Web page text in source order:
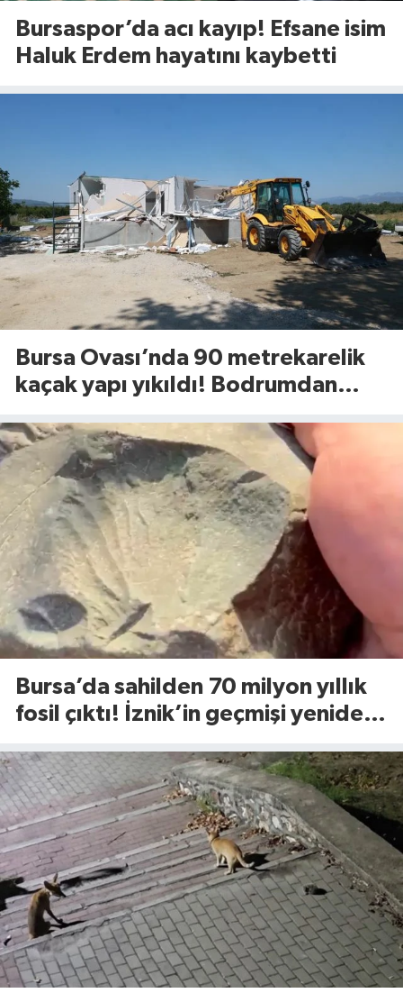
Bursaspor’da acı kayıp! Efsane isim
Haluk Erdem hayatını kaybetti
Bursa Ovası’nda 90 metrekarelik
kaçak yapı yıkıldı! Bodrumdan
Bursa’da sahilden 70 milyon yıllık
fosil çıktı! İznik’in geçmişi yeniden